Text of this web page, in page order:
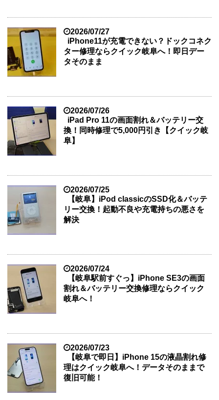
2026/07/27
iPhone11が充電できない？ドックコネク
ター修理ならクイック岐阜へ！即日デー
タそのまま
2026/07/26
iPad Pro 11の画面割れ＆バッテリー交
換！同時修理で5,000円引き【クイック岐
阜】
2026/07/25
【岐阜】iPod classicのSSD化＆バッテ
リー交換！起動不良や充電持ちの悪さを
解決
2026/07/24
【岐阜駅前すぐっ】iPhone SE3の画面
割れ＆バッテリー交換修理ならクイック
岐阜へ！
2026/07/23
【岐阜で即日】iPhone 15の液晶割れ修
理はクイック岐阜へ！データそのままで
復旧可能！